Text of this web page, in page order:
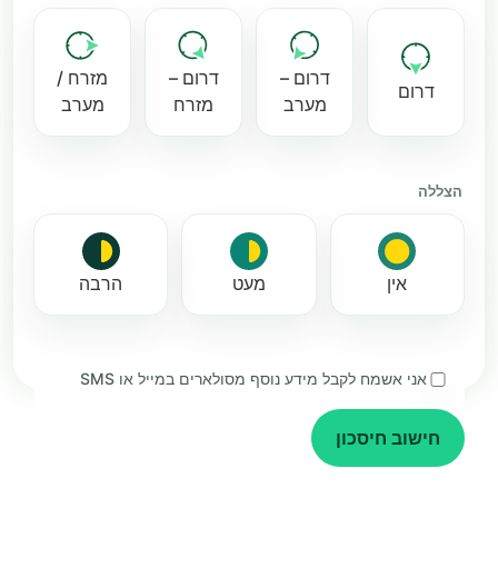
דרום
דרום –
מערב
דרום –
מזרח
מזרח /
מערב
הצללה
מעט הרבה
אני אשמח לקבל מידע נוסף מסולארים במייל או SMS
חישוב חיסכון
—